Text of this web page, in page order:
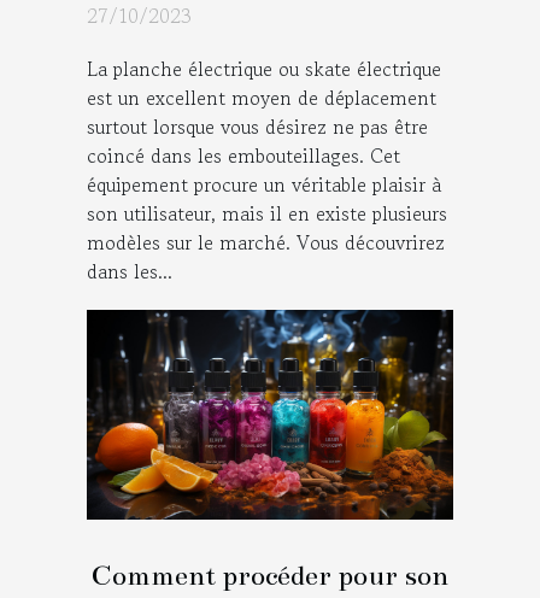
27/10/2023
La planche électrique ou skate électrique
est un excellent moyen de déplacement
surtout lorsque vous désirez ne pas être
coincé dans les embouteillages. Cet
équipement procure un véritable plaisir à
son utilisateur, mais il en existe plusieurs
modèles sur le marché. Vous découvrirez
dans les...
Comment procéder pour son